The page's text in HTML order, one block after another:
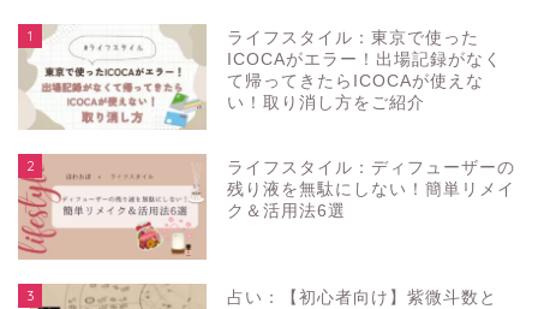
1
ライフスタイル：東京で使った
ICOCAがエラー！出場記録がなく
て帰ってきたらICOCAが使えな
い！取り消し方をご紹介
2
ライフスタイル：ディフューザーの
残り液を無駄にしない！簡単リメイ
ク＆活用法6選
3
占い：【初心者向け】紫微斗数と